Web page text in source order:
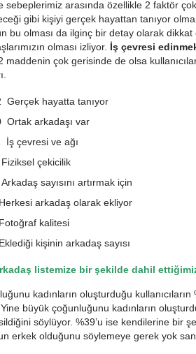
sebeplerimiz arasında özellikle 2 faktör
gibi kişiyi gerçek hayattan tanıyor
bu olması da ilginç bir detay olarak
olması izliyor. İş çevresi
maddenin çok gerisinde de olsa
Gerçek hayatta tanıyor
Ortak arkadaşı var
İş çevresi ve ağı
çekicilik
sayısını artırmak için
arkadaş olarak ekliyor
kalitesi
kişinin arkadaş sayısı
listemize bir şekilde dahil
kadınların oluşturduğu
büyük çoğunluğunu kadınların
söylüyor. %39’u ise kendilerine bir
erkek olduğunu söylemeye gerek yok